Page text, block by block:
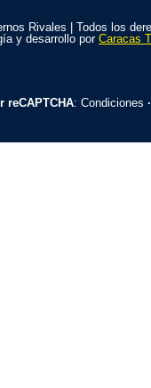
Rivales | Todos los
y desarrollo porCaracas
reCAPTCHA: Condiciones ·